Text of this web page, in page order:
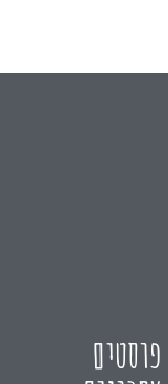
פוסטים